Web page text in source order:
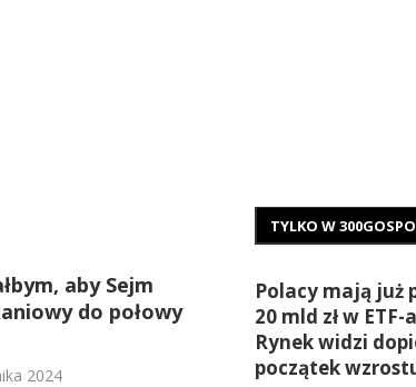
aby Sejm
do połowy
2024
TYLKO W
Polacy mają już
20 mld zł w ETF-
Rynek widzi
początek